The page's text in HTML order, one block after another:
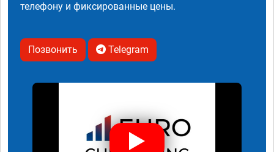
телефону и фиксированные цены.
Позвонить Telegram